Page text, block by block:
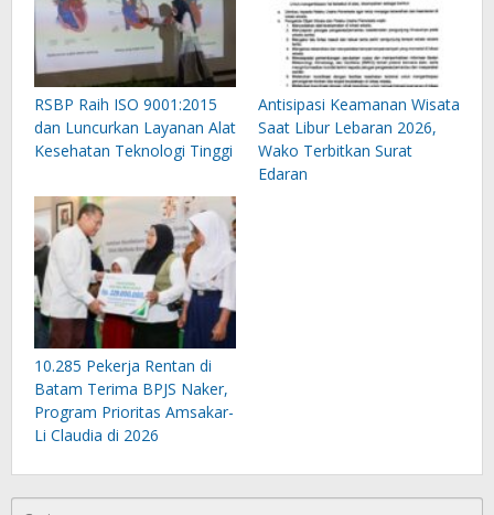
RSBP Raih ISO 9001:2015
dan Luncurkan Layanan Alat
Kesehatan Teknologi Tinggi
Antisipasi Keamanan Wisata
Saat Libur Lebaran 2026,
Wako Terbitkan Surat
Edaran
10.285 Pekerja Rentan di
Batam Terima BPJS Naker,
Program Prioritas Amsakar-
Li Claudia di 2026